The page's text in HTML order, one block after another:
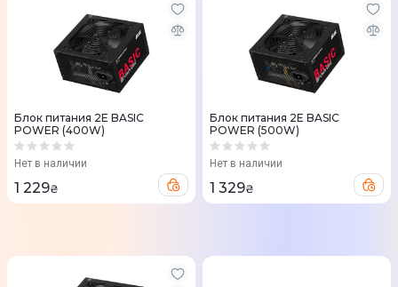
Блок питания 2E BASIC
POWER (400W)
Нет в наличии
1 229₴
Блок питания 2E BASIC
POWER (500W)
Нет в наличии
1 329₴